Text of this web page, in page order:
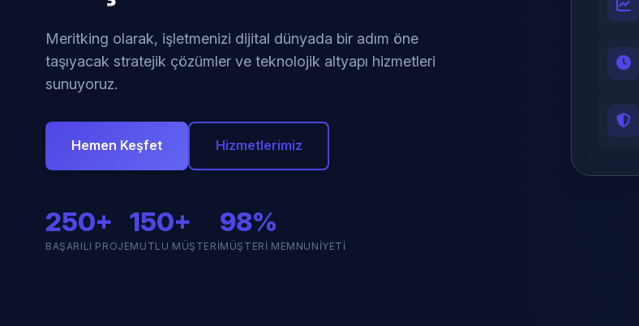
Meritking olarak, işletmenizi dijital dünyada bir adım öne
taşıyacak stratejik çözümler ve teknolojik altyapı hizmetleri
sunuyoruz.
Hemen Keşfet Hizmetlerimiz
250+
BAŞARILI PROJE
150+
MUTLU MÜŞTERI
98%
MÜŞTERI MEMNUNIYETI